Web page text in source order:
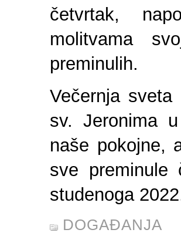
četvrtak,
molitvama
preminulih.
Večernja
sv. Jeronima
naše pokojne,
sve preminule
studenoga
DOGAĐANJA